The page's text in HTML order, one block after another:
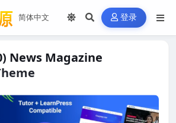
登录
News Magazine